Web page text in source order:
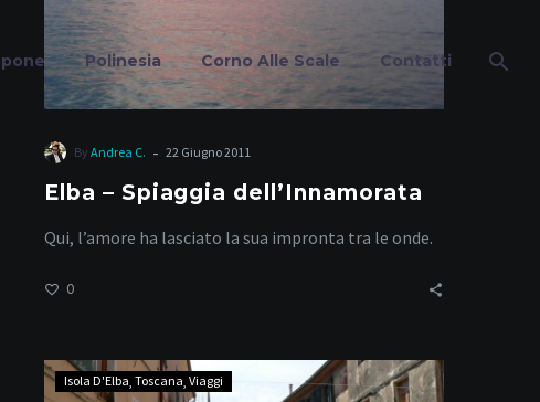
Polinesia Corno Alle Scale Contatti
By Andrea C. - 22 Giugno 2011
Elba – Spiaggia dell’Innamorata
Qui, l’amore ha lasciato la sua impronta tra le onde.
0
Isola D'Elba Toscana Viaggi